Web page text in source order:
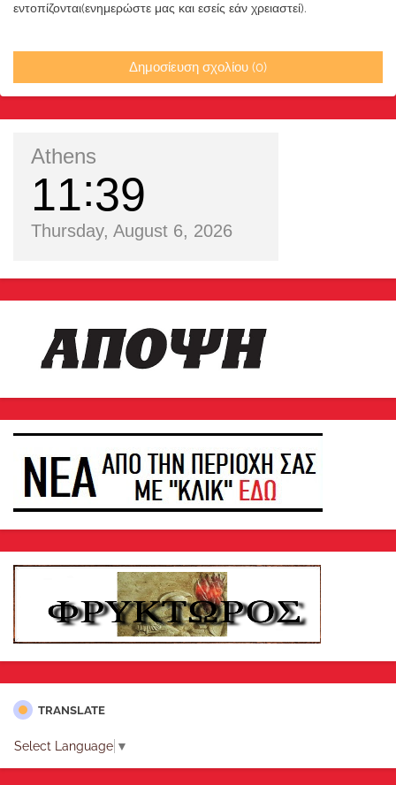
εντοπίζονται(ενημερώστε μας και εσείς εάν χρειαστεί).
Δημοσίευση σχολίου (0)
Athens
11 39
Thursday, August 6, 2026
TRANSLATE
Select Language ▼